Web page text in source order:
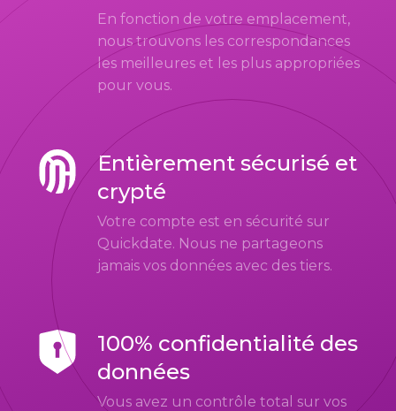
En fonction de votre emplacement,
nous trouvons les correspondances
les meilleures et les plus appropriées
pour vous.
Entièrement sécurisé et
crypté
Votre compte est en sécurité sur
Quickdate. Nous ne partageons
jamais vos données avec des tiers.
100% confidentialité des
données
Vous avez un contrôle total sur vos